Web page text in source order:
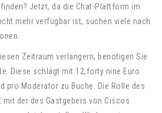
Jetzt, da die Chat-Plattform im
mehr verfügbar ist, suchen viele nach
Zeitraum verlängern, benötigen Sie
Diese schlägt mit 12,forty nine Euro
pro Moderator zu Buche. Die Rolle des
mit der des Gastgebers von Ciscos